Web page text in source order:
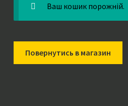
Контакти
Посилання
Ваш кошик порожній.
Повернутись в магазин